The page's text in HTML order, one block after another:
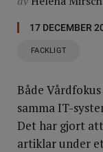
17 DECEMBER
FACKLIGT
Både
samma IT-
Det har gjort
artiklar under